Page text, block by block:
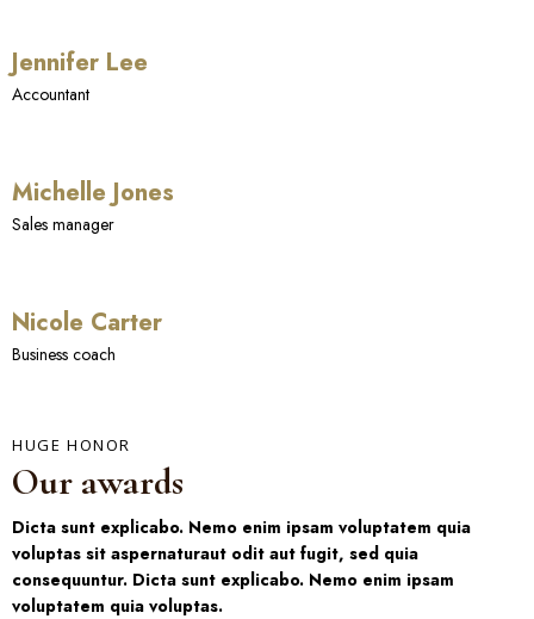
Jennifer Lee
Accountant
Michelle Jones
Sales manager
Nicole Carter
Business coach
HUGE HONOR
Our awards
Dicta sunt explicabo. Nemo enim ipsam voluptatem quia
voluptas sit aspernaturaut odit aut fugit, sed quia
consequuntur. Dicta sunt explicabo. Nemo enim ipsam
voluptatem quia voluptas.